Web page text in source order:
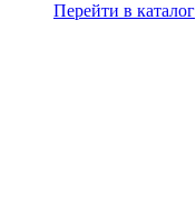
Перейти в каталог